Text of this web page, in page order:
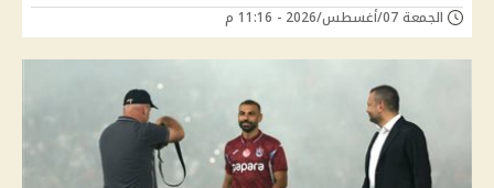
الجمعة 07/أغسطس/2026 - 11:16 م